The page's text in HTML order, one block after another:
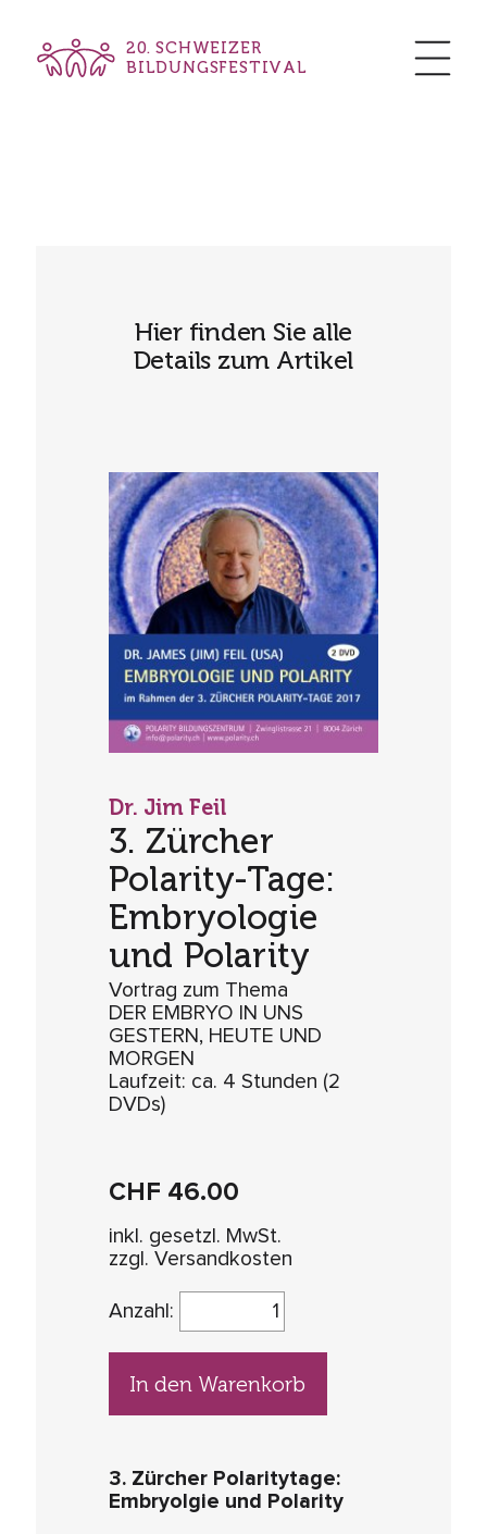
20. SCHWEIZER
BILDUNGSFESTIVAL
Hier finden Sie alle
Details zum Artikel
Dr. Jim Feil
3. Zürcher
Polarity-Tage:
Embryologie
und Polarity
Vortrag zum Thema
DER EMBRYO IN UNS
GESTERN, HEUTE UND
MORGEN
Laufzeit: ca. 4 Stunden (2
DVDs)
CHF 46.00
inkl. gesetzl. MwSt.
zzgl. Versandkosten
Anzahl:
In den Warenkorb
3. Zürcher Polaritytage:
Embryolgie und Polarity